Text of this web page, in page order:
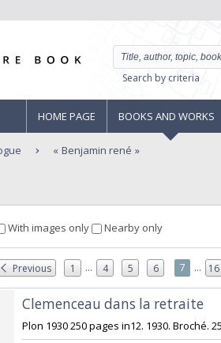
Search by criteria
HOME PAGE BOOKS AND WORKS
Benjamin rené
With images only Nearby only
Previous 1 ... 4 5 6 7 ... 16
‎Clemenceau dans la retraite‎
‎Plon 1930 250 pages in12. 1930. Broché.